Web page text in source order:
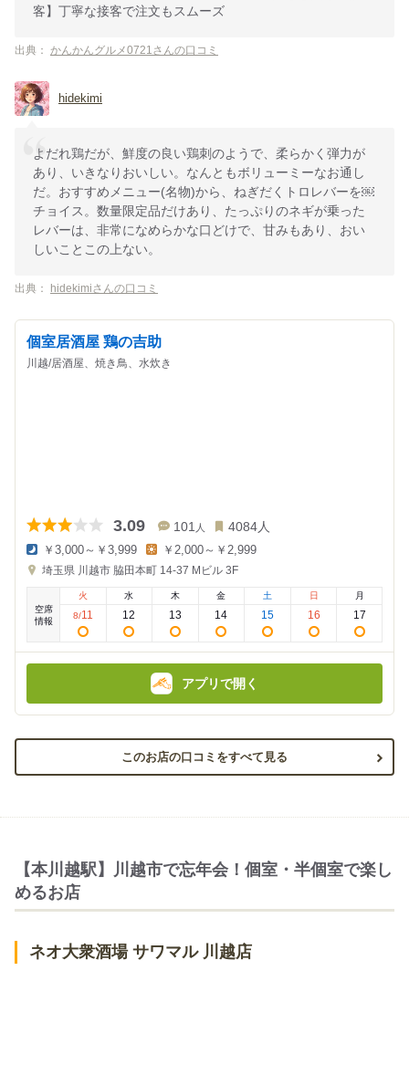
客】丁寧な接客で注文もスムーズ
出典： かんかんグルメ0721さんの口コミ
hidekimi
よだれ鶏だが、鮮度の良い鶏刺のようで、柔らかく弾力が
あり、いきなりおいしい。なんともボリューミーなお通し
だ。おすすめメニュー(名物)から、ねぎだくトロレバーを￼
チョイス。数量限定品だけあり、たっぷりのネギが乗った
レバーは、非常になめらかな口どけで、甘みもあり、おい
しいことこの上ない。
出典： hidekimiさんの口コミ
個室居酒屋 鶏の吉助
川越/居酒屋、焼き鳥、水炊き
3.09 101 人 4084人
夜
の
額
￥3,000～￥3,999
昼
の
￥2,000～￥2,999
埼玉県 川越市 脇田本町 14-37 Mビル 3F
空席
情報
火
8/11
水
12
木
13
金
14
土
15
日
16
月
17
アプリで開く
このお店の口コミをすべて見る
【本川越駅】川越市で忘年会！個室・半個室で楽し
めるお店
ネオ大衆酒場 サワマル 川越店